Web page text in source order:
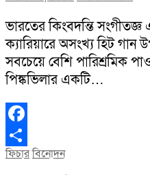
ভারতের কিংবদন্তি সংগীতজ্ঞ
ক্যারিয়ারে অসংখ্য হিট গান
সবচেয়ে বেশি পারিশ্রমিক
পিঙ্কভিলার একটি…
Facebook
Share
ফিচারবিনোদন